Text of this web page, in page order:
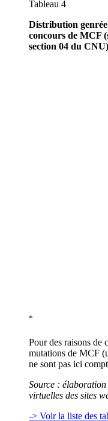
Tableau 4
Distribution
concours de MCF
section 04 du
*
Pour des raisons de
mutations de MCF
ne sont pas ici
Source :
virtuelles des sites
-> Voir la liste des